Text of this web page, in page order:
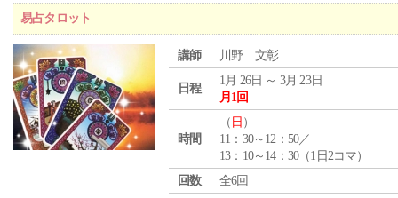
易占タロット
講師 川野 文彰
日程
1月 26日 ～ 3月 23日
月1回
時間
（ 日 ）
11：30～12：50／
13：10～14：30（1日2コマ）
回数
全6回